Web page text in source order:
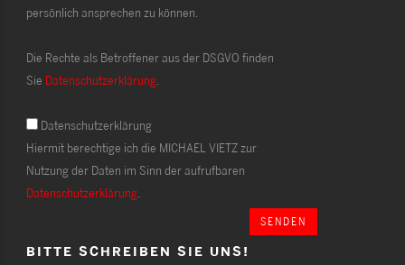
persönlich ansprechen zu können.
Die Rechte als Betroffener aus der DSGVO finden
Sie Datenschutzerklärung.
Datenschutzerklärung
Hiermit berechtige ich die MICHAEL VIETZ zur
Nutzung der Daten im Sinn der aufrufbaren
Datenschutzerklärung.
SENDEN
BITTE SCHREIBEN SIE UNS!